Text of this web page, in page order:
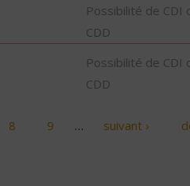
Possibilité de CDI
CDD
Possibilité de CDI
CDD
8 9 … suivant ›